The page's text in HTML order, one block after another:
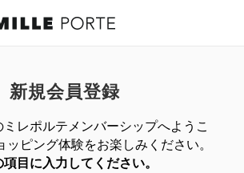
新規会員登録
ミレポルテメンバーシップへようこ
ッピング体験を お楽しみください。
目に入力してください。